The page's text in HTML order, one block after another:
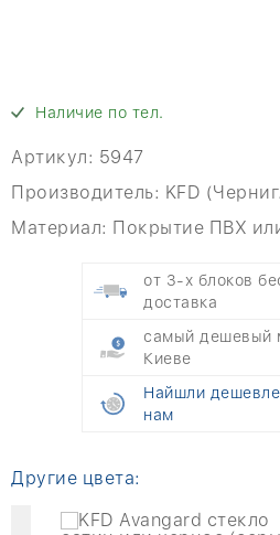
Наличие по тел.
Артикул: 5947
Производитель: KFD
Материал: Покрытие ПВХ
от 3-х блоков
доставка
самый дешевый
Киеве
Найшли
нам
Другие цвета: